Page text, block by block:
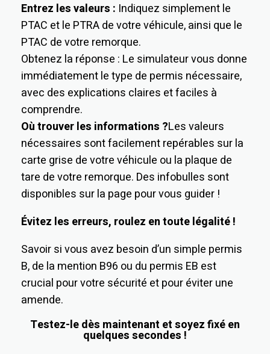
Entrez les valeurs : Indiquez simplement le
PTAC et le PTRA de votre véhicule, ainsi que le
PTAC de votre remorque.
Obtenez la réponse : Le simulateur vous donne
immédiatement le type de permis nécessaire,
avec des explications claires et faciles à
comprendre.
Où trouver les informations ?Les valeurs
nécessaires sont facilement repérables sur la
carte grise de votre véhicule ou la plaque de
tare de votre remorque. Des infobulles sont
disponibles sur la page pour vous guider !
Évitez les erreurs, roulez en toute légalité !
Savoir si vous avez besoin d’un simple permis
B, de la mention B96 ou du permis EB est
crucial pour votre sécurité et pour éviter une
amende.
Testez-le dès maintenant et soyez fixé en
quelques secondes !